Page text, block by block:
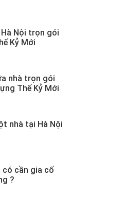
Nội trọn gói
Kỷ Mới
nhà trọn gói
Thế Kỷ Mới
nhà tại Hà Nội
có cần gia cố
?